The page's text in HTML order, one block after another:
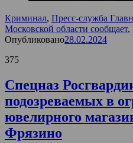
Криминал, Пресс-служба
Московской области сообщает,
Опубликовано28.02.2024
375
Спецназ
подозреваемых в
ювелирного
Фрязино